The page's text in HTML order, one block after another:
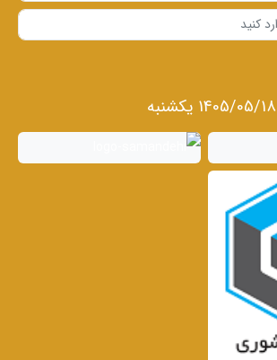
1405/05/18 يكشنبه